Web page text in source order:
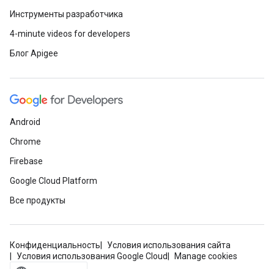
Инструменты разработчика
4-minute videos for developers
Блог Apigee
Android
Chrome
Firebase
Google Cloud Platform
Все продукты
Конфиденциальность
Условия использования сайта
Условия использования Google Cloud
Manage cookies